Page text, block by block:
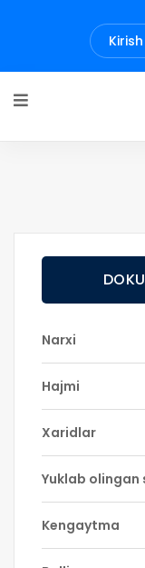
Kirish
Narxi
Hajmi
Xaridlar
Yuklab olingan
Kengaytma